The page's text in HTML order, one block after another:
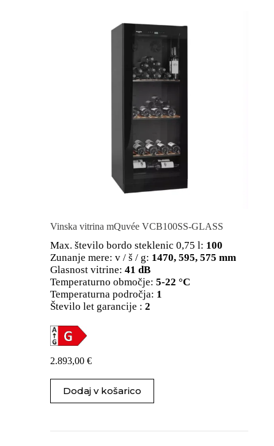
Vinska vitrina mQuvée VCB100SS-GLASS
Max. število bordo steklenic 0,75 l: 100
Zunanje mere: v / š / g: 1470, 595, 575 mm
Glasnost vitrine: 41 dB
Temperaturno območje: 5-22 °C
Temperaturna področja: 1
Število let garancije : 2
2.893,00 €
Dodaj v košarico